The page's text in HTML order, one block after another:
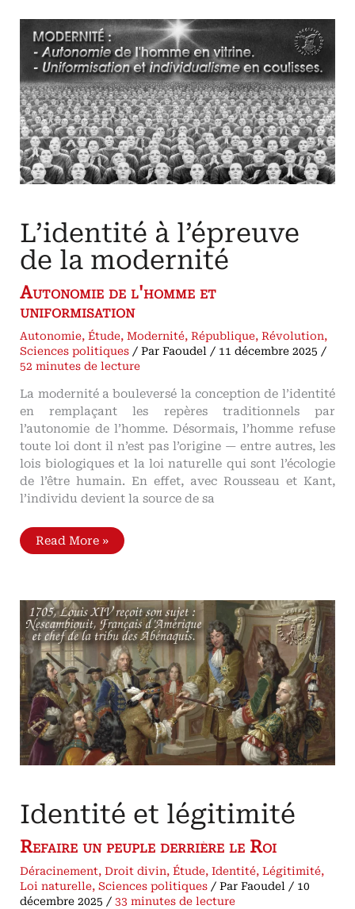
existé
?
par
Jean-
Louis
Thireau
Comment
les
historiens
réévaluent
la
notion
d'
«
absolutisme
»
L’identité à l’épreuve
de la modernité
Autonomie de l'homme et
uniformisation
Autonomie,Étude,Modernité,République,Révolution,
Sciences politiques / ParFaoudel / 11 décembre 2025 /
52 minutes de lecture
La modernité a bouleversé la conception de l’identité
en remplaçant les repères traditionnels par
l’autonomie de l’homme. Désormais, l’homme refuse
toute loi dont il n’est pas l’origine — entre autres, les
lois biologiques et la loi naturelle qui sont l’écologie
de l’être humain. En effet, avec Rousseau et Kant,
l’individu devient la source de sa
L’identité
à
modernité
Autonomie
de
l'homme
et
uniformisation
Read More »
Identité et légitimité
Refaire un peuple derrière le Roi
Déracinement,Droit divin,Étude,Identité,Légitimité,
Loi naturelle,Sciences politiques / ParFaoudel / 10
décembre 2025 /33 minutes de lecture